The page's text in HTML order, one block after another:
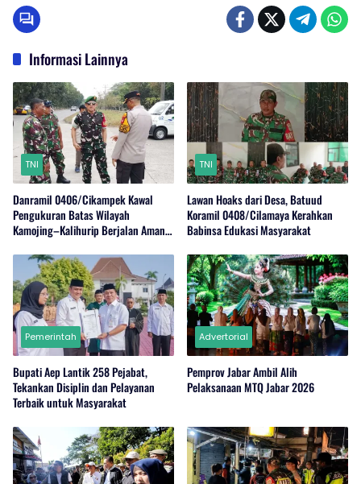
Informasi Lainnya
TNI
Danramil 0406/Cikampek Kawal
Pengukuran Batas Wilayah
Kamojing–Kalihurip Berjalan Aman
TNI
Lawan Hoaks dari Desa, Batuud
Koramil 0408/Cilamaya Kerahkan
Babinsa Edukasi Masyarakat
Pemerintah
Bupati Aep Lantik 258 Pejabat,
Tekankan Disiplin dan Pelayanan
Terbaik untuk Masyarakat
Advertorial
Pemprov Jabar Ambil Alih
Pelaksanaan MTQ Jabar 2026